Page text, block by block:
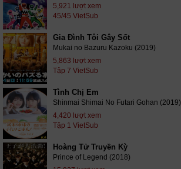
5,921 lượt xem
45/45 VietSub
Gia Đình Tôi Gây Sốt
Mukai no Bazuru Kazoku (2019)
5,863 lượt xem
Tập 7 VietSub
Tình Chị Em
Shinmai Shimai No Futari Gohan (2019)
4,420 lượt xem
Tập 1 VietSub
Hoàng Tử Truyền Kỳ
Prince of Legend (2018)